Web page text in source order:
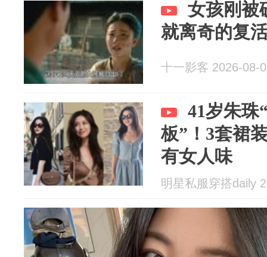
女孩刚被
就离奇的复
十一影客 2026-08-
41岁朱珠
板”！3套裙
有女人味
明星私服穿搭daily